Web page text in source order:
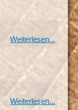
Weiterlesen...
Weiterlesen...